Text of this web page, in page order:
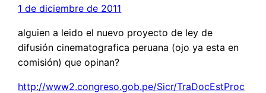
1 de diciembre de 2011
alguien a leido el nuevo proyecto de ley de
difusión cinematografica peruana (ojo ya esta en
comisión) que opinan?
http://www2.congreso.gob.pe/Sicr/TraDocEstProc